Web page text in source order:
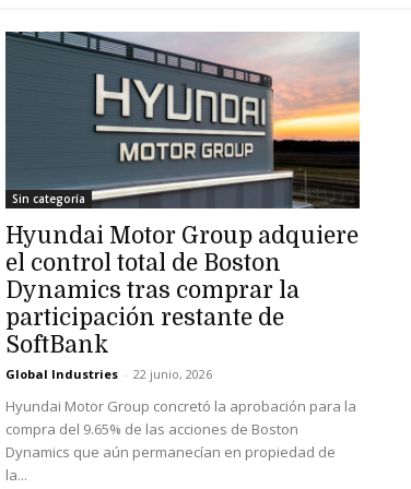
Sin categoría
Hyundai Motor Group adquiere
el control total de Boston
Dynamics tras comprar la
participación restante de
SoftBank
Global Industries - 22 junio, 2026
Hyundai Motor Group concretó la aprobación para la
compra del 9.65% de las acciones de Boston
Dynamics que aún permanecían en propiedad de
la...